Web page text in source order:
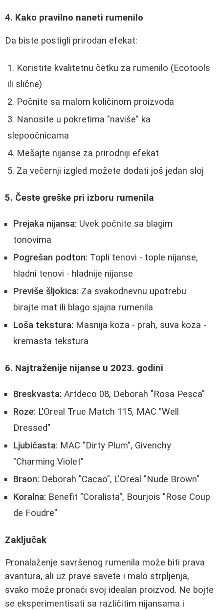
4. Kako pravilno naneti rumenilo
Da biste postigli prirodan efekat:
Koristite kvalitetnu četku za rumenilo (Ecotools
ili slične)
Počnite sa malom količinom proizvoda
Nanosite u pokretima "naviše" ka
slepoočnicama
Mešajte nijanse za prirodniji efekat
Za večernji izgled možete dodati još jedan sloj
5. Česte greške pri izboru rumenila
Prejaka nijansa: Uvek počnite sa blagim
tonovima
Pogrešan podton: Topli tenovi - tople nijanse,
hladni tenovi - hladnije nijanse
Previše šljokica: Za svakodnevnu upotrebu
birajte mat ili blago sjajna rumenila
Loša tekstura: Masnija koza - prah, suva koza -
kremasta tekstura
6. Najtraženije nijanse u 2023. godini
Breskvasta: Artdeco 08, Deborah "Rosa Pesca"
Roze: L'Oreal True Match 115, MAC "Well
Dressed"
Ljubičasta: MAC "Dirty Plum", Givenchy
"Charming Violet"
Braon: Deborah "Cacao", L'Oreal "Nude Brown"
Koralna: Benefit "Coralista", Bourjois "Rose Coup
de Foudre"
Zaključak
Pronalaženje savršenog rumenila može biti prava
avantura, ali uz prave savete i malo strpljenja,
svako može pronaći svoj idealan proizvod. Ne bojte
se eksperimentisati sa različitim nijansama i